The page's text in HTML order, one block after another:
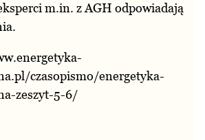
m.in. z AGH odpowiadają
czasopismo/energetyka-
zeszyt-5-6/